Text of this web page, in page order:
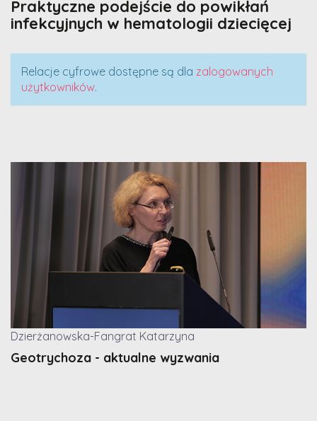
Praktyczne podejście do powikłań
infekcyjnych w hematologii dziecięcej
Relacje cyfrowe dostępne są dla zalogowanych
użytkowników.
Dzierżanowska-Fangrat Katarzyna
Geotrychoza - aktualne wyzwania